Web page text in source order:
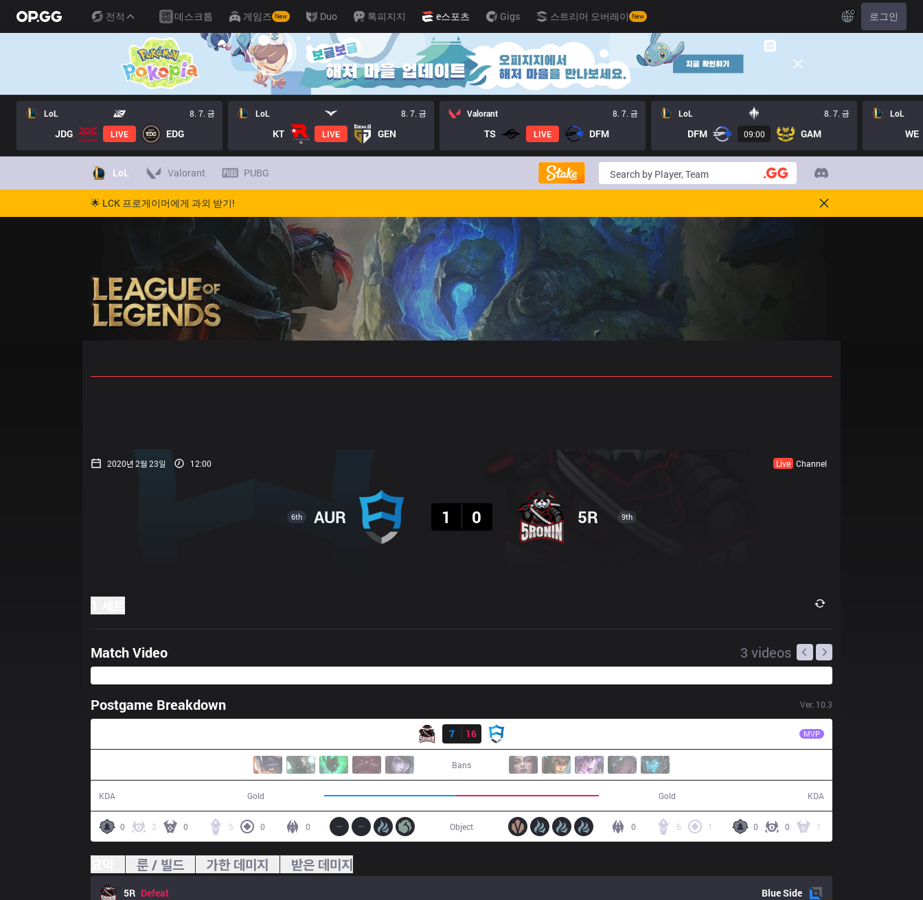
전적 데스크톱 게임즈 New Duo 톡피지지 e스포츠 Gigs 스트리머 오버레이 New KO 로그인
LoL 8. 7. 금
JDG LIVE EDG
LoL 8. 7. 금
KT LIVE GEN
Valorant 8. 7. 금
TS LIVE DFM
LoL 8. 7. 금
DFM 09:00 GAM
LoL
WE
LoL Valorant PUBG
🌟 LCK 프로게이머에게 과외 받기!
2020년 2월 23일 12:00 Live Channel
6th AUR
1
0 5R 9th
Match Video 3 videos
Postgame Breakdown Ver. 10.3
7
16 MVP
Bans
KDA Gold Gold KDA
0 2 0 5 0 0 0 0 1
6 1
0
Object
룬 / 빌드 가한 데미지 받은 데미지
5R Defeat BlueSide